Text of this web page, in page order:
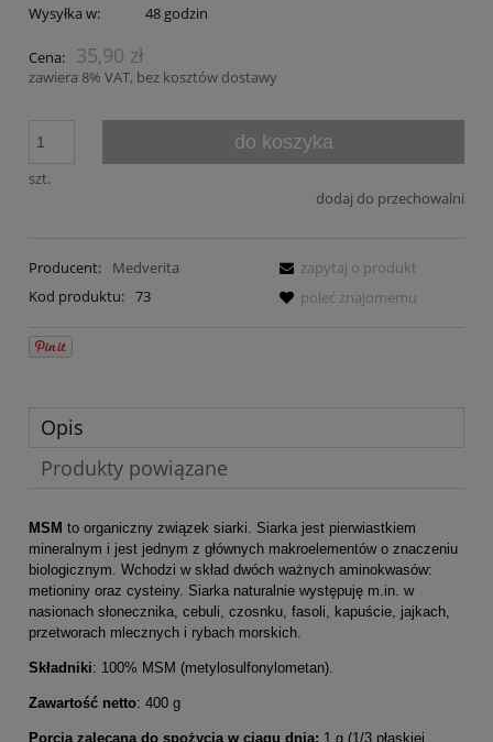
Wysyłka w: 48 godzin
Cena: 35,90 zł
zawiera 8% VAT, bez kosztów dostawy
szt.
do koszyka
dodaj do przechowalni
Producent:
Medverita
Kod produktu: 73
zapytaj o produkt
poleć znajomemu
Opis
Produkty powiązane
MSM to organiczny związek siarki. Siarka jest pierwiastkiem
mineralnym i jest jednym z głównych makroelementów o znaczeniu
biologicznym. Wchodzi w skład dwóch ważnych aminokwasów:
metioniny oraz cysteiny. Siarka naturalnie występuję m.in. w
nasionach słonecznika, cebuli, czosnku, fasoli, kapuście, jajkach,
przetworach mlecznych i rybach morskich.
Składniki: 100% MSM (metylosulfonylometan).
Zawartość netto: 400 g
Porcja zalecana do spożycia w ciągu dnia: 1 g (1/3 płaskiej